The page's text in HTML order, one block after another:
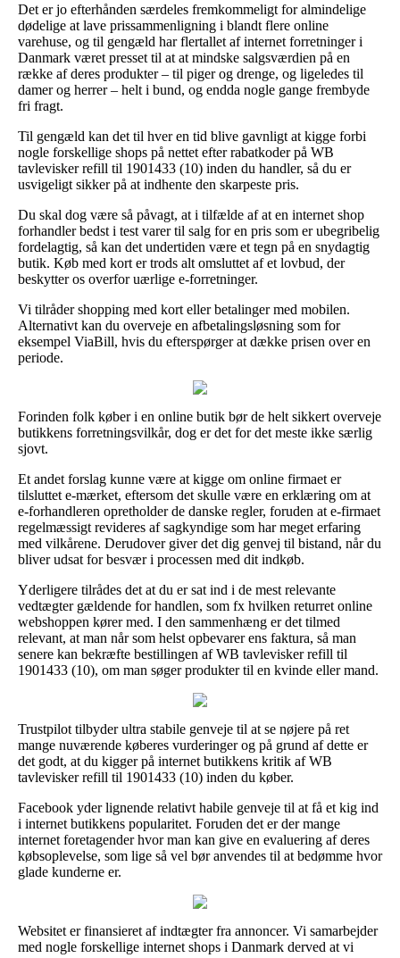
Det er jo efterhånden særdeles fremkommeligt for almindelige
dødelige at lave prissammenligning i blandt flere online
varehuse, og til gengæld har flertallet af internet forretninger i
Danmark været presset til at at mindske salgsværdien på en
række af deres produkter – til piger og drenge, og ligeledes til
damer og herrer – helt i bund, og endda nogle gange frembyde
fri fragt.
Til gengæld kan det til hver en tid blive gavnligt at kigge forbi
nogle forskellige shops på nettet efter rabatkoder på WB
tavlevisker refill til 1901433 (10) inden du handler, så du er
usvigeligt sikker på at indhente den skarpeste pris.
Du skal dog være så påvagt, at i tilfælde af at en internet shop
forhandler bedst i test varer til salg for en pris som er ubegribelig
fordelagtig, så kan det undertiden være et tegn på en snydagtig
butik. Køb med kort er trods alt omsluttet af et lovbud, der
beskytter os overfor uærlige e-forretninger.
Vi tilråder shopping med kort eller betalinger med mobilen.
Alternativt kan du overveje en afbetalingsløsning som for
eksempel ViaBill, hvis du efterspørger at dække prisen over en
periode.
Forinden folk køber i en online butik bør de helt sikkert overveje
butikkens forretningsvilkår, dog er det for det meste ikke særlig
sjovt.
Et andet forslag kunne være at kigge om online firmaet er
tilsluttet e-mærket, eftersom det skulle være en erklæring om at
e-forhandleren opretholder de danske regler, foruden at e-firmaet
regelmæssigt revideres af sagkyndige som har meget erfaring
med vilkårene. Derudover giver det dig genvej til bistand, når du
bliver udsat for besvær i processen med dit indkøb.
Yderligere tilrådes det at du er sat ind i de mest relevante
vedtægter gældende for handlen, som fx hvilken returret online
webshoppen kører med. I den sammenhæng er det tilmed
relevant, at man når som helst opbevarer ens faktura, så man
senere kan bekræfte bestillingen af WB tavlevisker refill til
1901433 (10), om man søger produkter til en kvinde eller mand.
Trustpilot tilbyder ultra stabile genveje til at se nøjere på ret
mange nuværende køberes vurderinger og på grund af dette er
det godt, at du kigger på internet butikkens kritik af WB
tavlevisker refill til 1901433 (10) inden du køber.
Facebook yder lignende relativt habile genveje til at få et kig ind
i internet butikkens popularitet. Foruden det er der mange
internet foretagender hvor man kan give en evaluering af deres
købsoplevelse, som lige så vel bør anvendes til at bedømme hvor
glade kunderne er.
Websitet er finansieret af indtægter fra annoncer. Vi samarbejder
med nogle forskellige internet shops i Danmark derved at vi